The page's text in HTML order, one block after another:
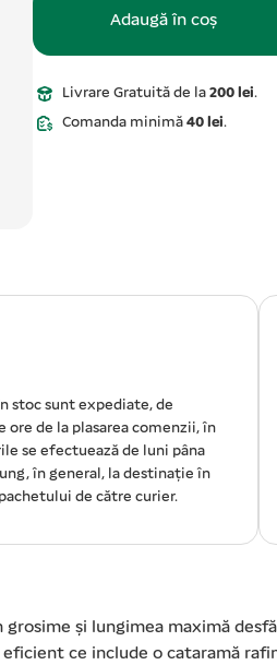
Adaugă în coș
Livrare Gratuită de la 200 lei.
Comanda minimă 40 lei.
stoc sunt expediate, de
ore de la plasarea comenzii, în
se efectuează de luni pâna
în general, la destinație în
de către curier.
și lungimea maximă
ce include o cataramă